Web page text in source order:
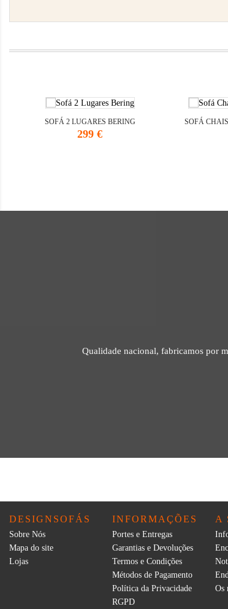
SOFÁ 2 LUGARES BERING
Preço
299 €
SOFÁ
Qualidade nacional, fabricamos por
DESIGNSOFÁS
Sobre Nós
Mapa do site
Lojas
INFORMAÇÕES
Portes e Entregas
Garantias e Devoluções
Termos e Condições
Métodos de Pagamento
Política da Privacidade
RGPD
A
Os